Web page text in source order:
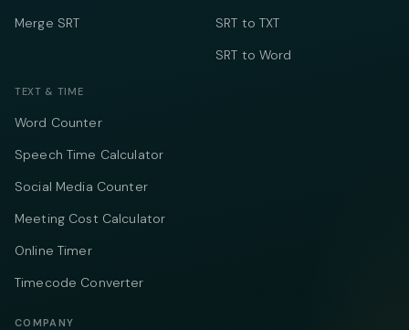
Merge SRT
SRT to TXT
SRT to Word
TEXT & TIME
Word Counter
Speech Time Calculator
Social Media Counter
Meeting Cost Calculator
Online Timer
Timecode Converter
COMPANY